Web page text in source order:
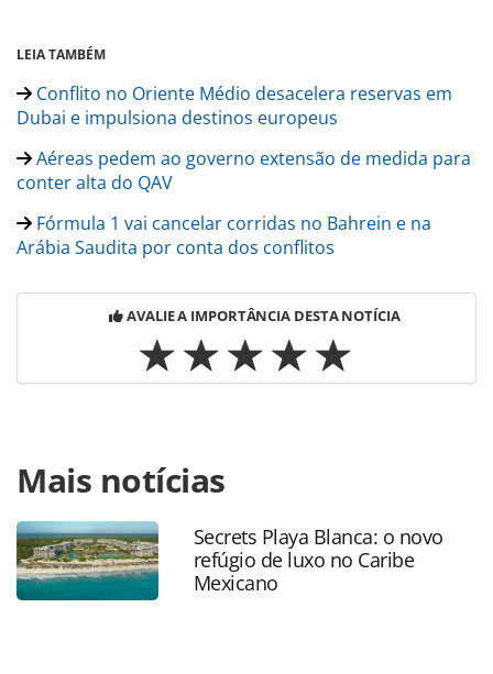
LEIA TAMBÉM
Conflito no Oriente Médio desacelera reservas em
Dubai e impulsiona destinos europeus
Aéreas pedem ao governo extensão de medida para
conter alta do QAV
Fórmula 1 vai cancelar corridas no Bahrein e na
Arábia Saudita por conta dos conflitos
AVALIE A IMPORTÂNCIA DESTA NOTÍCIA
https://www.panrotas.com.br/aviacao/distribuicao/2026/
no-ira-ja-faz-preco-das-passagens-aereas-internacionais-
disparar-ate-295_226830.html ou as ferramentas
oferecidas na página. Todo o conteúdo produzido pela
PANROTAS Editora é protegido pela legislação brasileira
sobre direito autoral. Não reproduza o conteúdo sem
Mais notícias
Secrets Playa Blanca: o novo
refúgio de luxo no Caribe
Mexicano